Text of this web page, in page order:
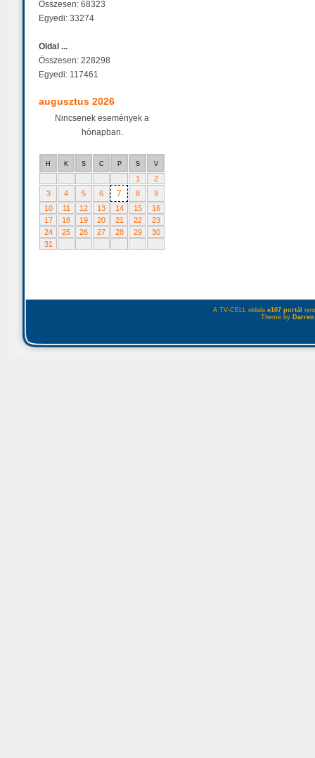
Összesen: 68323
Egyedi: 33274
Oldal ...
Összesen: 228298
Egyedi: 117461
augusztus 2026
Nincsenek események a
hónapban.
H K S C P S V
1
2
3
4 5 6 7 8
9
10
11 12 13 14 15
16
17
18 19 20 21 22
23
24
25 26 27 28 29
30
31
A TV-CELL oldala e107 portál
Theme by